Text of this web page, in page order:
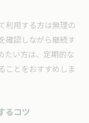
利用する方は無理の
確認しながら継続す
たい方は、定期的な
ことをおすすめしま
るコツ